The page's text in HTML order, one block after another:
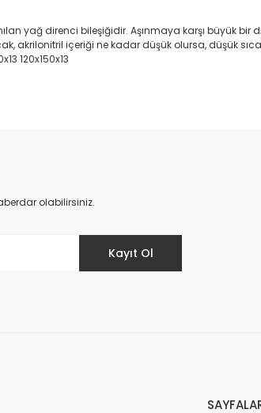
yağ direnci bileşiğidir. Aşınmaya karşı büyük bir
akrilonitril içeriği ne kadar düşük olursa, düşük
120x150x13
olabilirsiniz.
Kayıt Ol